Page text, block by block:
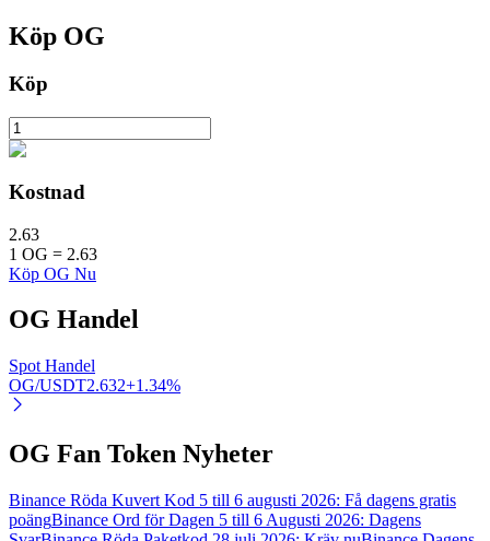
Lån
Auto Invest
Ta långsiktig vinst och flexibla intressen
Köp OG
Köp
Kostnad
2.63
1 OG = 2.63
Köp OG Nu
OG Handel
Spot Handel
OG/USDT2.632+1.34%
OG Fan Token Nyheter
Binance Röda Kuvert Kod 5 till 6 augusti 2026: Få dagens gratis
poängBinance Ord för Dagen 5 till 6 Augusti 2026: Dagens